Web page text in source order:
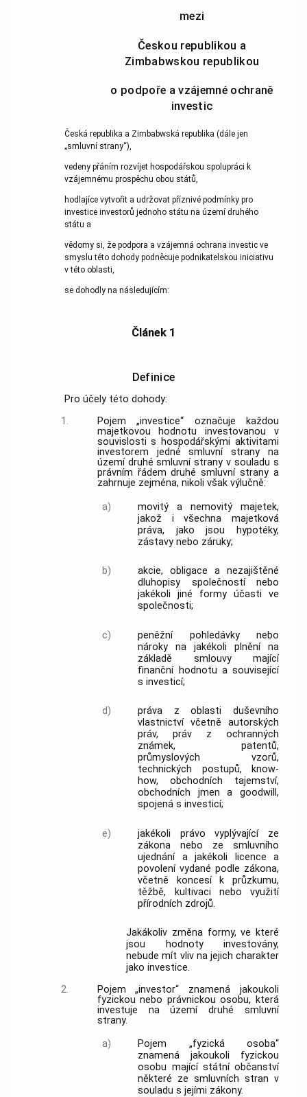
mezi
Českou republikou a
Zimbabwskou republikou
o podpoře a vzájemné ochraně
investic
Česká republika a Zimbabwská republika (dále jen
„smluvní strany“),
vedeny přáním rozvíjet hospodářskou spolupráci k
vzájemnému prospěchu obou států,
hodlajíce vytvořit a udržovat příznivé podmínky pro
investice investorů jednoho státu na území druhého
státu a
vědomy si, že podpora a vzájemná ochrana investic ve
smyslu této dohody podněcuje podnikatelskou iniciativu
v této oblasti,
se dohodly na následujícím:
Článek 1
Definice
Pro účely této dohody:
1.
Pojem „investice“ označuje každou
majetkovou hodnotu investovanou v
souvislosti s hospodářskými aktivitami
investorem jedné smluvní strany na
území druhé smluvní strany v souladu s
právním řádem druhé smluvní strany a
zahrnuje zejména, nikoli však výlučně:
a)
movitý a nemovitý majetek,
jakož i všechna majetková
práva, jako jsou hypotéky,
zástavy nebo záruky;
b)
akcie, obligace a nezajištěné
dluhopisy společností nebo
jakékoli jiné formy účasti ve
společnosti;
c)
peněžní pohledávky nebo
nároky na jakékoli plnění na
základě smlouvy mající
finanční hodnotu a související
s investicí;
d)
práva z oblasti duševního
vlastnictví včetně autorských
práv, práv z ochranných
známek, patentů,
průmyslových vzorů,
technických postupů, know-
how, obchodních tajemství,
obchodních jmen a goodwill,
spojená s investicí;
e)
jakékoli právo vyplývající ze
zákona nebo ze smluvního
ujednání a jakékoli licence a
povolení vydané podle zákona,
včetně koncesí k průzkumu,
těžbě, kultivaci nebo využití
přírodních zdrojů.
Jakákoliv změna formy, ve které
jsou hodnoty investovány,
nebude mít vliv na jejich charakter
jako investice.
2.
Pojem „investor“ znamená jakoukoli
fyzickou nebo právnickou osobu, která
investuje na území druhé smluvní
strany.
a)
Pojem „fyzická osoba“
znamená jakoukoli fyzickou
osobu mající státní občanství
některé ze smluvních stran v
souladu s jejími zákony.